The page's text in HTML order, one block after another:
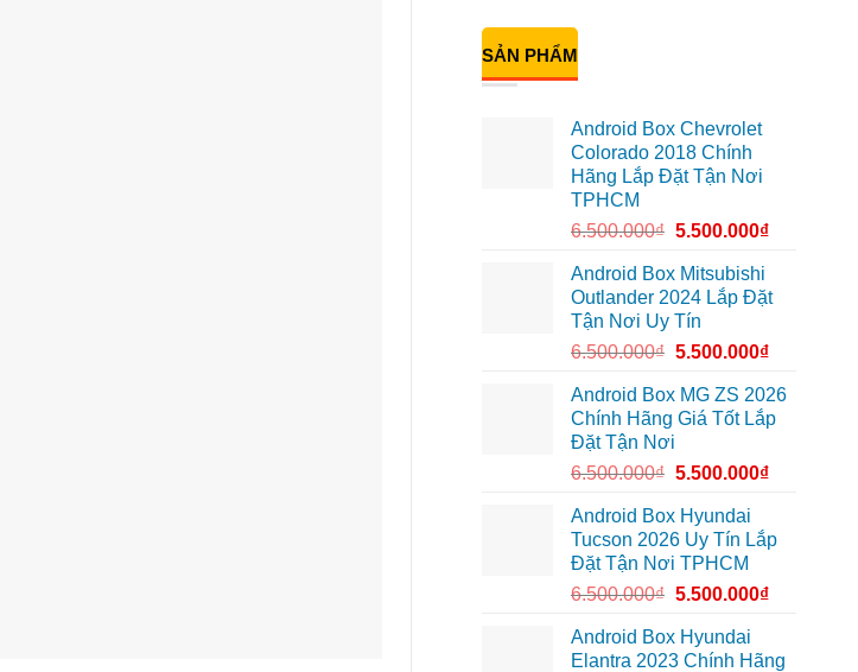
để
nâng
cao
trải
Geely
ở
thoải
mái
hơn
bình
luận
ở
Chị
Android
box
Geely
EX2
Quận
xem
bản
đồ,
YouTube
tiện
hơn
SẢN PHẨM
Android Box Chevrolet
Colorado 2018 Chính
Hãng Lắp Đặt Tận Nơi
TPHCM
6.500.000₫ 5.500.000₫
Android Box Mitsubishi
Outlander 2024 Lắp Đặt
Tận Nơi Uy Tín
6.500.000₫ 5.500.000₫
Android Box MG ZS 2026
Chính Hãng Giá Tốt Lắp
Đặt Tận Nơi
6.500.000₫ 5.500.000₫
Android Box Hyundai
Tucson 2026 Uy Tín Lắp
Đặt Tận Nơi TPHCM
6.500.000₫ 5.500.000₫
Android Box Hyundai
Elantra 2023 Chính Hãng